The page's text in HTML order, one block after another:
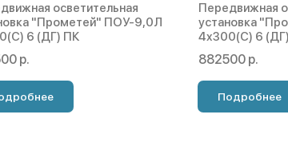
осветительная
"Прометей" ПОУ-9,0Л
6 (ДГ) ПК
р.
Передвижная
установка
4х300(С) 6
882500 р.
Подробнее